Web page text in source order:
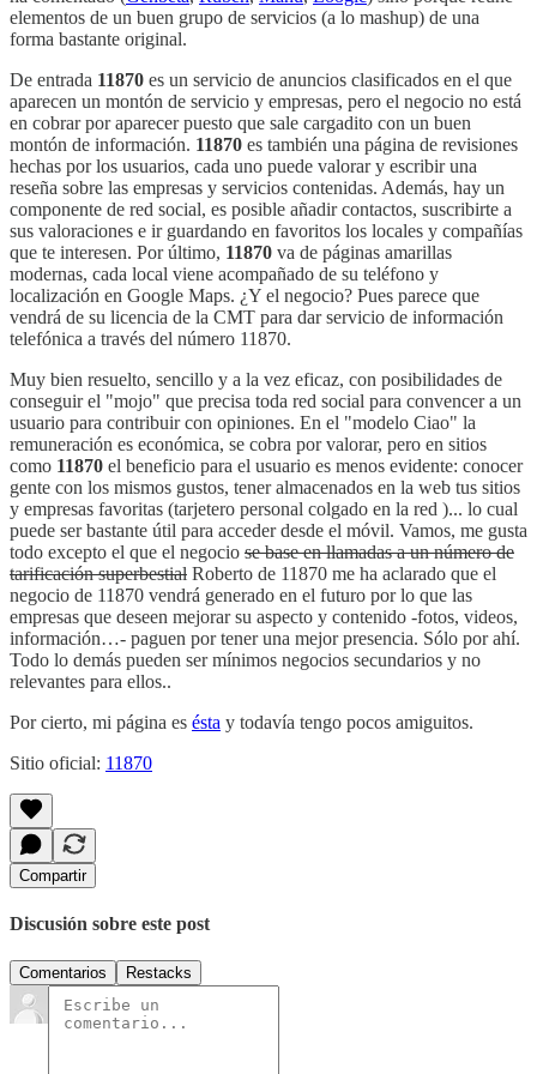
elementos de un buen grupo de servicios (a lo mashup) de una
forma bastante original.
De entrada 11870 es un servicio de anuncios clasificados en el que
aparecen un montón de servicio y empresas, pero el negocio no está
en cobrar por aparecer puesto que sale cargadito con un buen
montón de información. 11870 es también una página de revisiones
hechas por los usuarios, cada uno puede valorar y escribir una
reseña sobre las empresas y servicios contenidas. Además, hay un
componente de red social, es posible añadir contactos, suscribirte a
sus valoraciones e ir guardando en favoritos los locales y compañías
que te interesen. Por último, 11870 va de páginas amarillas
modernas, cada local viene acompañado de su teléfono y
localización en Google Maps. ¿Y el negocio? Pues parece que
vendrá de su licencia de la CMT para dar servicio de información
telefónica a través del número 11870.
Muy bien resuelto, sencillo y a la vez eficaz, con posibilidades de
conseguir el "mojo" que precisa toda red social para convencer a un
usuario para contribuir con opiniones. En el "modelo Ciao" la
remuneración es económica, se cobra por valorar, pero en sitios
como 11870 el beneficio para el usuario es menos evidente: conocer
gente con los mismos gustos, tener almacenados en la web tus sitios
y empresas favoritas (tarjetero personal colgado en la red )... lo cual
puede ser bastante útil para acceder desde el móvil. Vamos, me gusta
todo excepto el que el negocio se base en llamadas a un número de
tarificación superbestial Roberto de 11870 me ha aclarado que el
negocio de 11870 vendrá generado en el futuro por lo que las
empresas que deseen mejorar su aspecto y contenido -fotos, videos,
información…- paguen por tener una mejor presencia. Sólo por ahí.
Todo lo demás pueden ser mínimos negocios secundarios y no
relevantes para ellos..
Por cierto, mi página es ésta y todavía tengo pocos amiguitos.
Sitio oficial: 11870
Compartir
Discusión sobre este post
Comentarios Restacks